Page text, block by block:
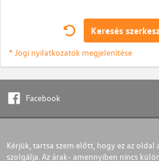
Keresés
* Jogi nyilatkozatok megjelenítése
Facebook
Kérjük, tartsa szem előtt, hogy ez az oldal
szolgálja. Az árak- amennyiben nincs